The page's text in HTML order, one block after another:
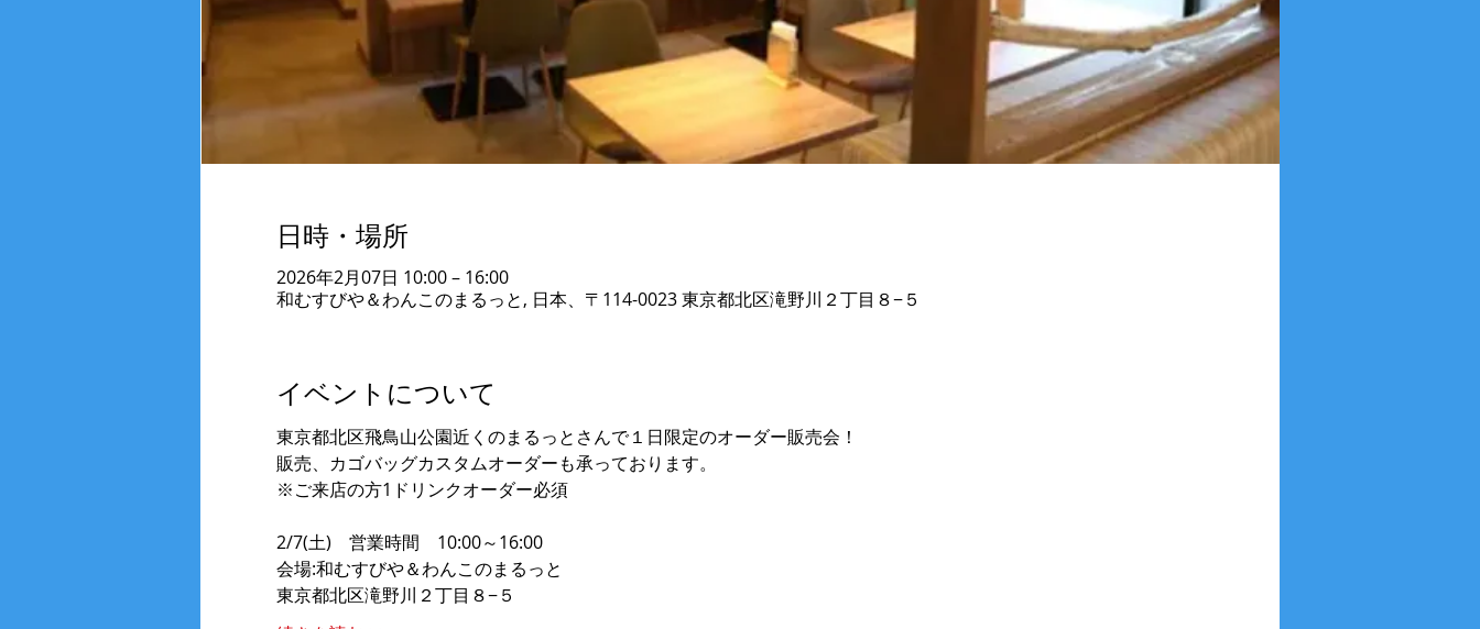
日時・場所
2026年2月07日 10:00 – 16:00
和むすびや＆わんこのまるっと, 日本、〒114-0023 東京都北区滝野川２丁目８−５
イベントについて
東京都北区飛鳥山公園近くのまるっとさんで１日限定のオーダー販売会！
販売、カゴバッグカスタムオーダーも承っております。
※ご来店の方1ドリンクオーダー必須
2/7(土)　営業時間　10:00～16:00
会場:和むすびや＆わんこのまるっと
東京都北区滝野川２丁目８−５